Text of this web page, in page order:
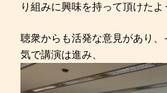
り組みに興味を持って頂けたよ
聴衆からも活発な意見があり、
気で講演は進み、